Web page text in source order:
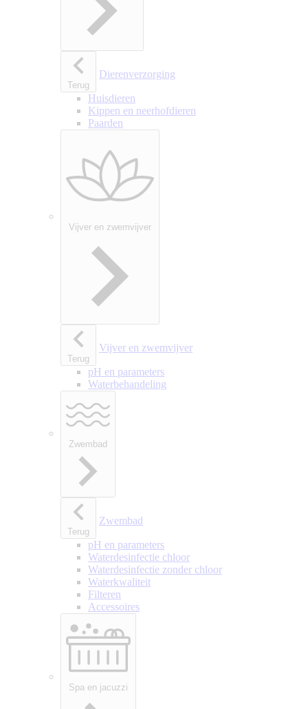
Terug
Dierenverzorging
Huisdieren
Kippen en neerhofdieren
Paarden
Vijver en zwemvijver
Terug
Vijver en zwemvijver
pH en parameters
Waterbehandeling
Zwembad
Terug
Zwembad
pH en parameters
Waterdesinfectie chloor
Waterdesinfectie zonder chloor
Waterkwaliteit
Filteren
Accessoires
Spa en jacuzzi